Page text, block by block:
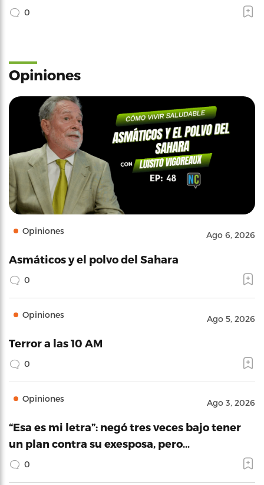
0
Opiniones
Opiniones Ago 6, 2026
Asmáticos y el polvo del Sahara
0
Opiniones Ago 5, 2026
Terror a las 10 AM
0
Opiniones Ago 3, 2026
“Esa es mi letra”: negó tres veces bajo tener
un plan contra su exesposa, pero…
0